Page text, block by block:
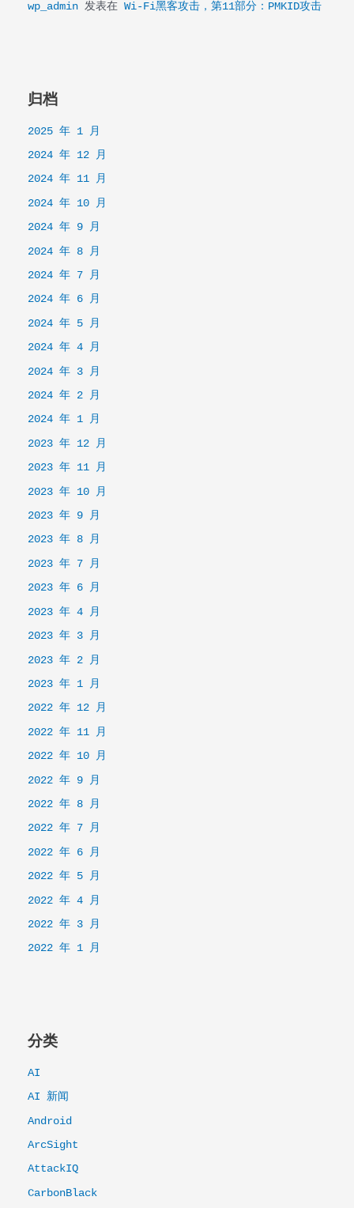
wp_admin发表在 Wi-Fi黑客攻击，第11部分：PMKID攻击
归档
2025 年 1 月
2024 年 12 月
2024 年 11 月
2024 年 10 月
2024 年 9 月
2024 年 8 月
2024 年 7 月
2024 年 6 月
2024 年 5 月
2024 年 4 月
2024 年 3 月
2024 年 2 月
2024 年 1 月
2023 年 12 月
2023 年 11 月
2023 年 10 月
2023 年 9 月
2023 年 8 月
2023 年 7 月
2023 年 6 月
2023 年 4 月
2023 年 3 月
2023 年 2 月
2023 年 1 月
2022 年 12 月
2022 年 11 月
2022 年 10 月
2022 年 9 月
2022 年 8 月
2022 年 7 月
2022 年 6 月
2022 年 5 月
2022 年 4 月
2022 年 3 月
2022 年 1 月
分类
AI
AI 新闻
Android
ArcSight
AttackIQ
CarbonBlack